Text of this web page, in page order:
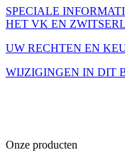
SPECIALE
HET VK EN
UW RECHTEN EN
WIJZIGINGEN IN DIT
Onze producten